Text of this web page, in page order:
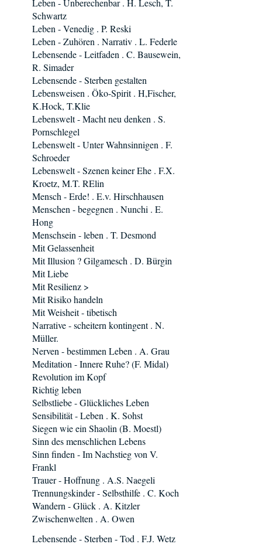
Leben - Unberechenbar . H. Lesch, T.
Schwartz
Leben - Venedig . P. Reski
Leben - Zuhören . Narrativ . L. Federle
Lebensende - Leitfaden . C. Bausewein,
R. Simader
Lebensende - Sterben gestalten
Lebensweisen . Öko-Spirit . H,Fischer,
K.Hock, T.Klie
Lebenswelt - Macht neu denken . S.
Pornschlegel
Lebenswelt - Unter Wahnsinnigen . F.
Schroeder
Lebenswelt - Szenen keiner Ehe . F.X.
Kroetz, M.T. RElin
Mensch - Erde! . E.v. Hirschhausen
Menschen - begegnen . Nunchi . E.
Hong
Menschsein - leben . T. Desmond
Mit Gelassenheit
Mit Illusion ? Gilgamesch . D. Bürgin
Mit Liebe
Mit Resilienz >
Mit Risiko handeln
Mit Weisheit - tibetisch
Narrative - scheitern kontingent . N.
Müller.
Nerven - bestimmen Leben . A. Grau
Meditation - Innere Ruhe? (F. Midal)
Revolution im Kopf
Richtig leben
Selbstliebe - Glückliches Leben
Sensibilität - Leben . K. Sohst
Siegen wie ein Shaolin (B. Moestl)
Sinn des menschlichen Lebens
Sinn finden - Im Nachstieg von V.
Frankl
Trauer - Hoffnung . A.S. Naegeli
Trennungskinder - Selbsthilfe . C. Koch
Wandern - Glück . A. Kitzler
Zwischenwelten . A. Owen
Lebensende - Sterben - Tod . F.J. Wetz